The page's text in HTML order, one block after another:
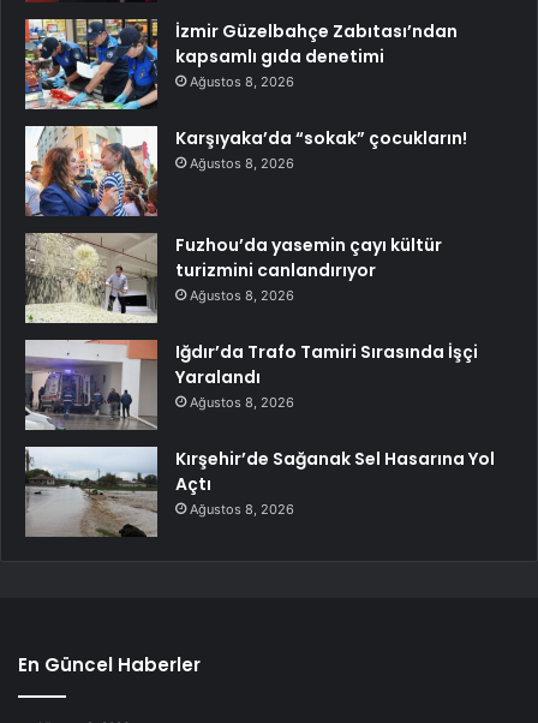
İzmir Güzelbahçe Zabıtası’ndan
kapsamlı gıda denetimi
Ağustos 8, 2026
Karşıyaka’da “sokak” çocukların!
Ağustos 8, 2026
Fuzhou’da yasemin çayı kültür
turizmini canlandırıyor
Ağustos 8, 2026
Iğdır’da Trafo Tamiri Sırasında İşçi
Yaralandı
Ağustos 8, 2026
Kırşehir’de Sağanak Sel Hasarına Yol
Açtı
Ağustos 8, 2026
En Güncel Haberler